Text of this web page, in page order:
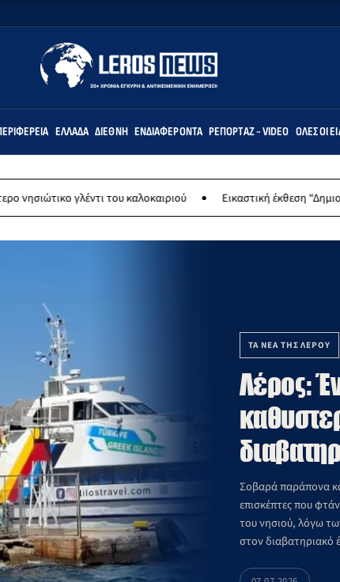
ΕΛΛΆΔΑ ΔΙΕΘΝΉ ΕΝΔΙΑΦΈΡΟΝΤΑ ΡΕΠΟΡΤΆΖ - VIDEO ΌΛΕΣ ΟΙ
του καλοκαιριού Εικαστική έκθεση “Δημιουργώντας
ΤΑ ΝΕΑ ΤΗΣ ΛΕΡΟΥ
Λέρος:
Σοβαρά παράπονα
επισκέπτες που
του νησιού, λόγω
στον διαβατηριακό